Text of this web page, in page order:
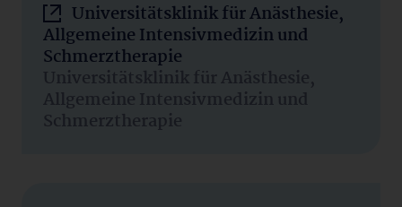
Universitätsklinik für Anästhesie,
Allgemeine Intensivmedizin und
Schmerztherapie
Universitätsklinik für Anästhesie,
Allgemeine Intensivmedizin und
Schmerztherapie